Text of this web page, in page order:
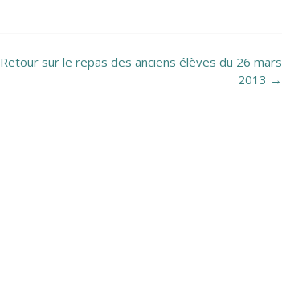
Retour sur le repas des anciens élèves du 26 mars
2013 →